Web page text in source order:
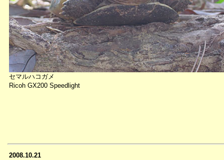
セマルハコガメ
Ricoh GX200 Speedlight
2008.10.21